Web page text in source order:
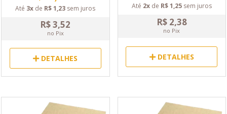
Até 3x de R$ 1,23 sem juros
R$ 3,52
no Pix
DETALHES
Até 2xde R$ 1,25sem juros
R$ 2,38
no Pix
DETALHES